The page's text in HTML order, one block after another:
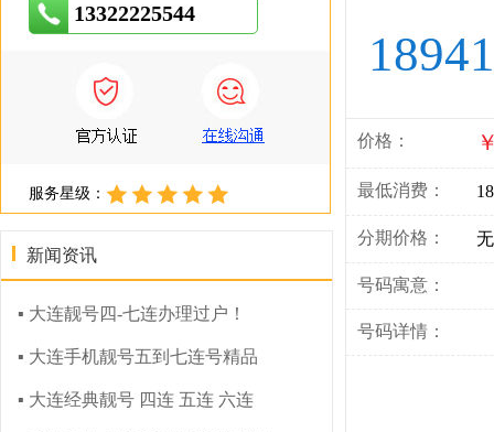
价格：
最低消费：
分期价格： 无
号码寓意：
号码详情：
13322225544
服务星级：
新闻资讯
▪ 大连靓号四-七连办理过户！
▪ 大连手机靓号五到七连号精品
▪ 大连经典靓号 四连 五连 六连